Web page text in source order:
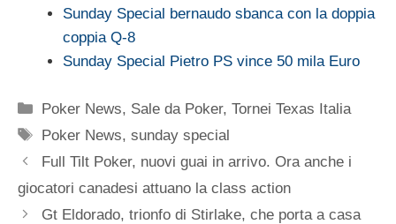
Sunday Special bernaudo sbanca con la doppia
coppia Q-8
Sunday Special Pietro PS vince 50 mila Euro
Categorie
Poker News, Sale da Poker,Tornei Texas Italia
Tag
Poker News,sunday special
Full Tilt Poker, nuovi guai in arrivo. Ora anche i
giocatori canadesi attuano la class action
Gt Eldorado, trionfo di Stirlake, che porta a casa